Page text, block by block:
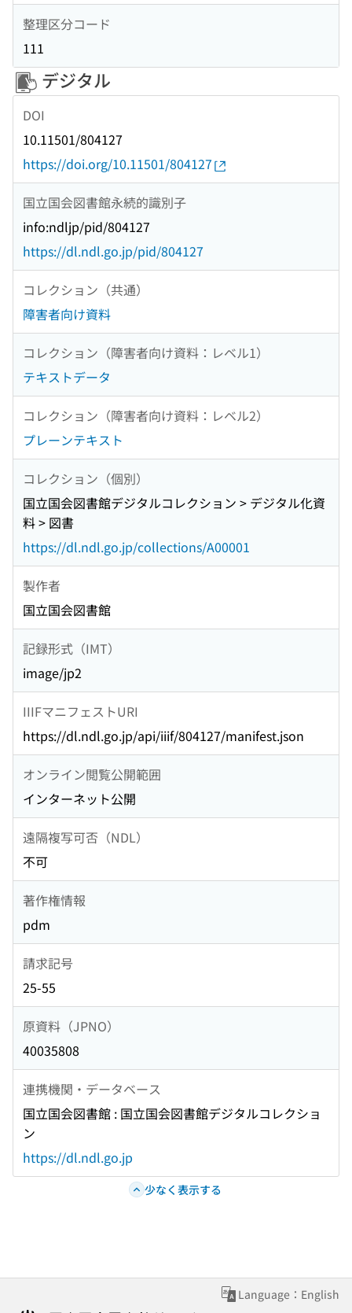
整理区分コード
111
デジタル
DOI
10.11501/804127
https://doi.org/10.11501/804127
国立国会図書館永続的識別子
info:ndljp/pid/804127
https://dl.ndl.go.jp/pid/804127
コレクション（共通）
障害者向け資料
コレクション（障害者向け資料：レベル1）
テキストデータ
コレクション（障害者向け資料：レベル2）
プレーンテキスト
コレクション（個別）
国立国会図書館デジタルコレクション > デジタル化資
料 > 図書
https://dl.ndl.go.jp/collections/A00001
製作者
国立国会図書館
記録形式（IMT）
image/jp2
IIIFマニフェストURI
https://dl.ndl.go.jp/api/iiif/804127/manifest.json
オンライン閲覧公開範囲
インターネット公開
遠隔複写可否（NDL）
不可
著作権情報
pdm
請求記号
25-55
原資料（JPNO）
40035808
連携機関・データベース
国立国会図書館 : 国立国会図書館デジタルコレクショ
ン
https://dl.ndl.go.jp
少なく表示する
Language：English